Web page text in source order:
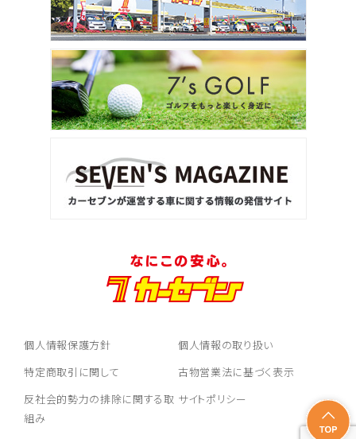
個人情報保護方針
個人情報の取り扱い
特定商取引に関して
古物営業法に基づく表示
反社会的勢力の排除に関する取
組み
サイトポリシー